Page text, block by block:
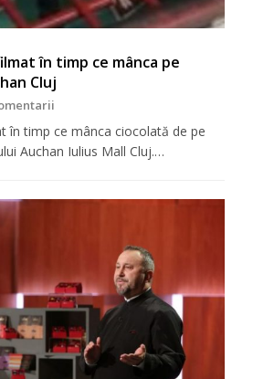
în timp ce mânca pe
Cluj
în timp ce mânca ciocolată de pe
Auchan Iulius Mall Cluj.…